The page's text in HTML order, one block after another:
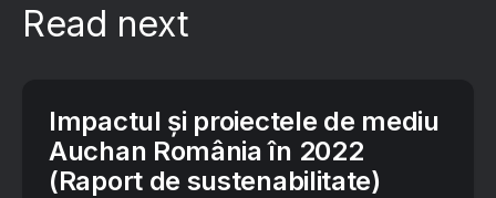
Read next
Impactul și proiectele de mediu
Auchan România în 2022
(Raport de sustenabilitate)